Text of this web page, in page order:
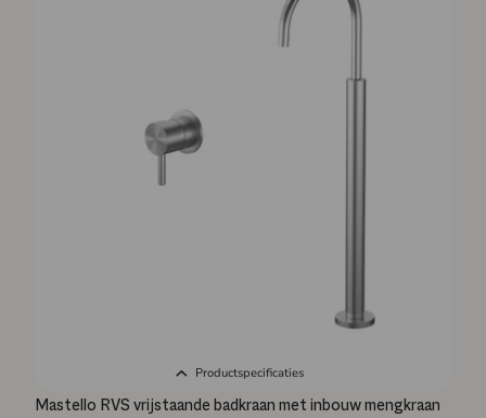
Productspecificaties
Mastello RVS vrijstaande badkraan met inbouw mengkraan